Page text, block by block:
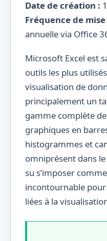
Date de création :
Fréquence de
annuelle via Office
Microsoft Excel est
outils les plus
visualisation de
principalement un
gamme complète
graphiques en
histogrammes et
omniprésent dans
su s’imposer
incontournable
liées à la